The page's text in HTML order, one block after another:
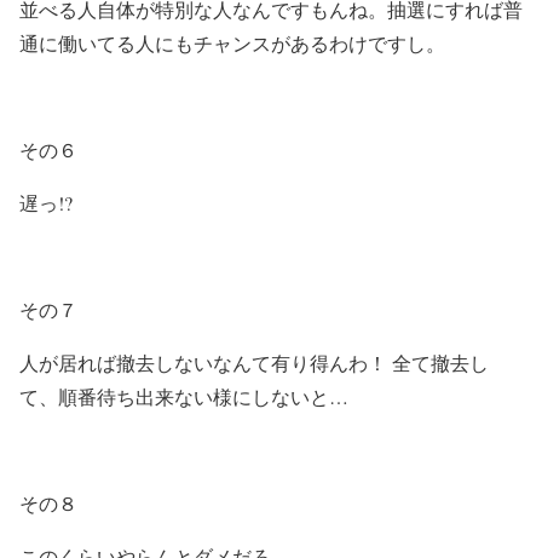
並べる人自体が特別な人なんですもんね。抽選にすれば普
通に働いてる人にもチャンスがあるわけですし。
その６
遅っ!?
その７
人が居れば撤去しないなんて有り得んわ！ 全て撤去し
て、順番待ち出来ない様にしないと…
その８